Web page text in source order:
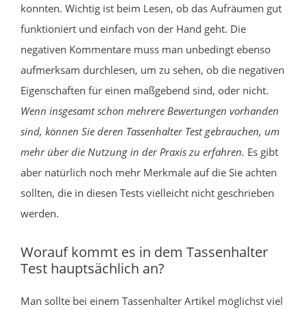
konnten. Wichtig ist beim Lesen, ob das Aufräumen gut
funktioniert und einfach von der Hand geht. Die
negativen Kommentare muss man unbedingt ebenso
aufmerksam durchlesen, um zu sehen, ob die negativen
Eigenschaften für einen maßgebend sind, oder nicht.
Wenn insgesamt schon mehrere Bewertungen vorhanden
sind, können Sie deren Tassenhalter Test gebrauchen, um
mehr über die Nutzung in der Praxis zu erfahren. Es gibt
aber natürlich noch mehr Merkmale auf die Sie achten
sollten, die in diesen Tests vielleicht nicht geschrieben
werden.
Worauf kommt es in dem Tassenhalter
Test hauptsächlich an?
Man sollte bei einem Tassenhalter Artikel möglichst viel